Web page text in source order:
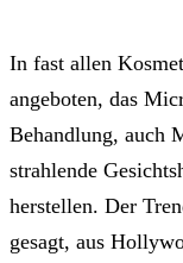
In fast allen
angeboten, das
Behandlung, auch
strahlende
herstellen. Der
gesagt, aus